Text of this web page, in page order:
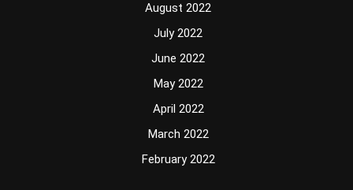
August 2022
July 2022
June 2022
May 2022
April 2022
March 2022
February 2022